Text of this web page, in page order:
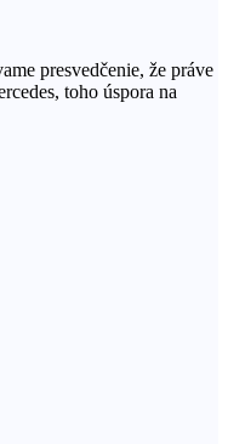
presvedčenie, že práve
toho úspora na